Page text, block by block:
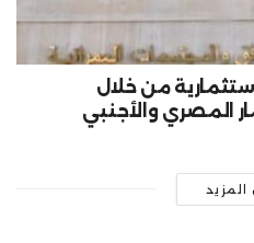
من خلال
المصري والأجنبي